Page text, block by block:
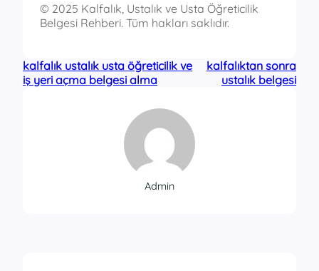
© 2025 Kalfalık, Ustalık ve Usta Öğreticilik
Belgesi Rehberi. Tüm hakları saklıdır.
kalfalık ustalık usta öğreticilik ve
iş yeri açma belgesi alma
kalfalıktan sonra
ustalık belgesi
Admin